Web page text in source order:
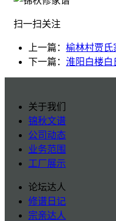
扫一扫关注
上一篇： 榆林村贾氏
下一篇： 淮阳白楼白
关于我们
锦秋文谱
公司动态
业务范围
工厂展示
论坛达人
修谱日记
宗亲达人